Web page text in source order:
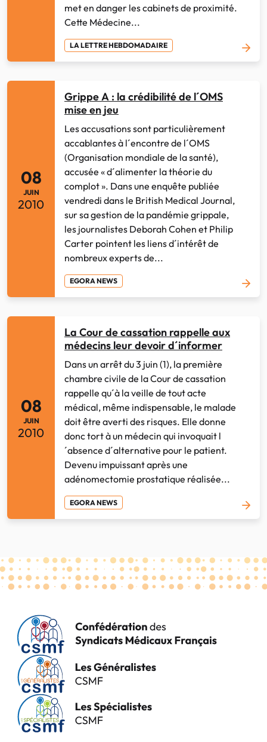
met en danger les cabinets de proximité.
Cette Médecine...
LA LETTRE HEBDOMADAIRE
08
JUIN
2010
Grippe A : la crédibilité de l´OMS
mise en jeu
Les accusations sont particulièrement
accablantes à l´encontre de l´OMS
(Organisation mondiale de la santé),
accusée « d´alimenter la théorie du
complot ». Dans une enquête publiée
vendredi dans le British Medical Journal,
sur sa gestion de la pandémie grippale,
les journalistes Deborah Cohen et Philip
Carter pointent les liens d´intérêt de
nombreux experts de...
EGORA NEWS
08
JUIN
2010
La Cour de cassation rappelle aux
médecins leur devoir d´informer
Dans un arrêt du 3 juin (1), la première
chambre civile de la Cour de cassation
rappelle qu´à la veille de tout acte
médical, même indispensable, le malade
doit être averti des risques. Elle donne
donc tort à un médecin qui invoquait l
´absence d´alternative pour le patient.
Devenu impuissant après une
adénomectomie prostatique réalisée...
EGORA NEWS